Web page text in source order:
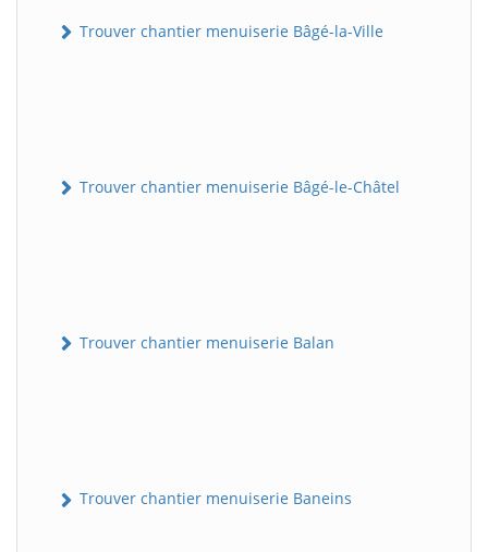
Trouver chantier menuiserie Bâgé-la-Ville
Trouver chantier menuiserie Bâgé-le-Châtel
Trouver chantier menuiserie Balan
Trouver chantier menuiserie Baneins